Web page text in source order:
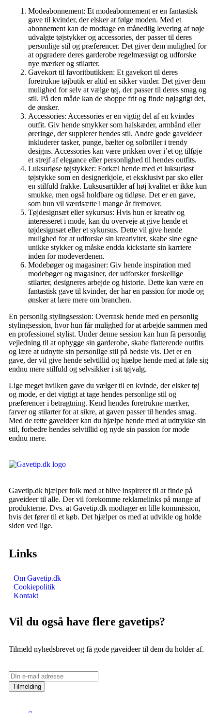
Modeabonnement: Et modeabonnement er en fantastisk
gave til kvinder, der elsker at følge moden. Med et
abonnement kan de modtage en månedlig levering af nøje
udvalgte tøjstykker og accessories, der passer til deres
personlige stil og præferencer. Det giver dem mulighed for
at opgradere deres garderobe regelmæssigt og udforske
nye mærker og stilarter.
Gavekort til favoritbutikken: Et gavekort til deres
foretrukne tøjbutik er altid en sikker vinder. Det giver dem
mulighed for selv at vælge tøj, der passer til deres smag og
stil. På den måde kan de shoppe frit og finde nøjagtigt det,
de ønsker.
Accessories: Accessories er en vigtig del af en kvindes
outfit. Giv hende smykker som halskæder, armbånd eller
øreringe, der supplerer hendes stil. Andre gode gaveideer
inkluderer tasker, punge, bælter og solbriller i trendy
designs. Accessories kan være prikken over i’et og tilføje
et strejf af elegance eller personlighed til hendes outfits.
Luksuriøse tøjstykker: Forkæl hende med et luksuriøst
tøjstykke som en designerkjole, et eksklusivt par sko eller
en stilfuld frakke. Luksusartikler af høj kvalitet er ikke kun
smukke, men også holdbare og tidløse. Det er en gave,
som hun vil værdsætte i mange år fremover.
Tøjdesignsæt eller sykursus: Hvis hun er kreativ og
interesseret i mode, kan du overveje at give hende et
tøjdesignsæt eller et sykursus. Dette vil give hende
mulighed for at udforske sin kreativitet, skabe sine egne
unikke stykker og måske endda kickstarte sin karriere
inden for modeverdenen.
Modebøger og magasiner: Giv hende inspiration med
modebøger og magasiner, der udforsker forskellige
stilarter, designeres arbejde og historie. Dette kan være en
fantastisk gave til kvinder, der har en passion for mode og
ønsker at lære mere om branchen.
En personlig stylingsession: Overrask hende med en personlig
stylingsession, hvor hun får mulighed for at arbejde sammen med
en professionel stylist. Under denne session kan hun få personlig
vejledning til at opbygge sin garderobe, skabe flatterende outfits
og lære at udnytte sin personlige stil på bedste vis. Det er en
gave, der vil give hende selvtillid og hjælpe hende med at føle sig
endnu mere stilfuld og selvsikker i sit tøjvalg.
Lige meget hvilken gave du vælger til en kvinde, der elsker tøj
og mode, er det vigtigt at tage hendes personlige stil og
præferencer i betragtning. Kend hendes foretrukne mærker,
farver og stilarter for at sikre, at gaven passer til hendes smag.
Med de rette gaveideer kan du hjælpe hende med at udtrykke sin
stil, forbedre hendes selvtillid og nyde sin passion for mode
endnu mere.
Gavetip.dk hjælper folk med at blive inspireret til at finde på
gaveideer til alle. Der vil forekomme reklamelinks på mange af
produkterne. Dvs. at Gavetip.dk modtager en lille kommission,
hvis det fører til et køb. Det hjælper os med at udvikle og holde
siden ved lige.
Links
Om Gavetip.dk
Cookiepolitik
Kontakt
Vil du også have flere gavetips?
Tilmeld nyhedsbrevet og få gode gaveideer til dem du holder af.
Tilmelding